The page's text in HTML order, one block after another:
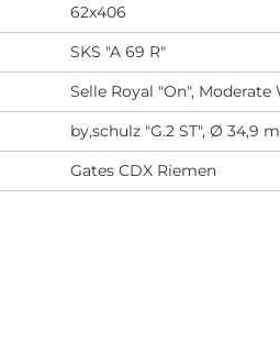
62x406
SKS "A 69 R"
Selle Royal "On", Moderate
by,schulz "G.2 ST", Ø 34,9
Gates CDX Riemen